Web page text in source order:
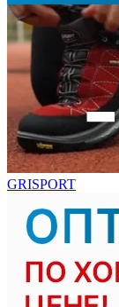
GRISPORT